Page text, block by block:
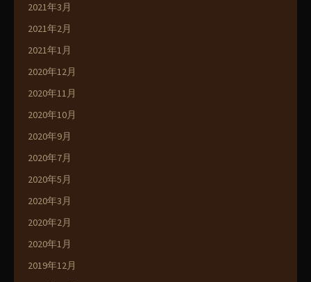
2021年3月
2021年2月
2021年1月
2020年12月
2020年11月
2020年10月
2020年9月
2020年7月
2020年5月
2020年3月
2020年2月
2020年1月
2019年12月